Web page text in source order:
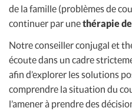
de la famille (problèmes de
continuer par unethérapie
Notre conseiller conjugal et
écoute dans un cadre
afin d’explorer les solutions
comprendre la situation du
l’amener à prendre des